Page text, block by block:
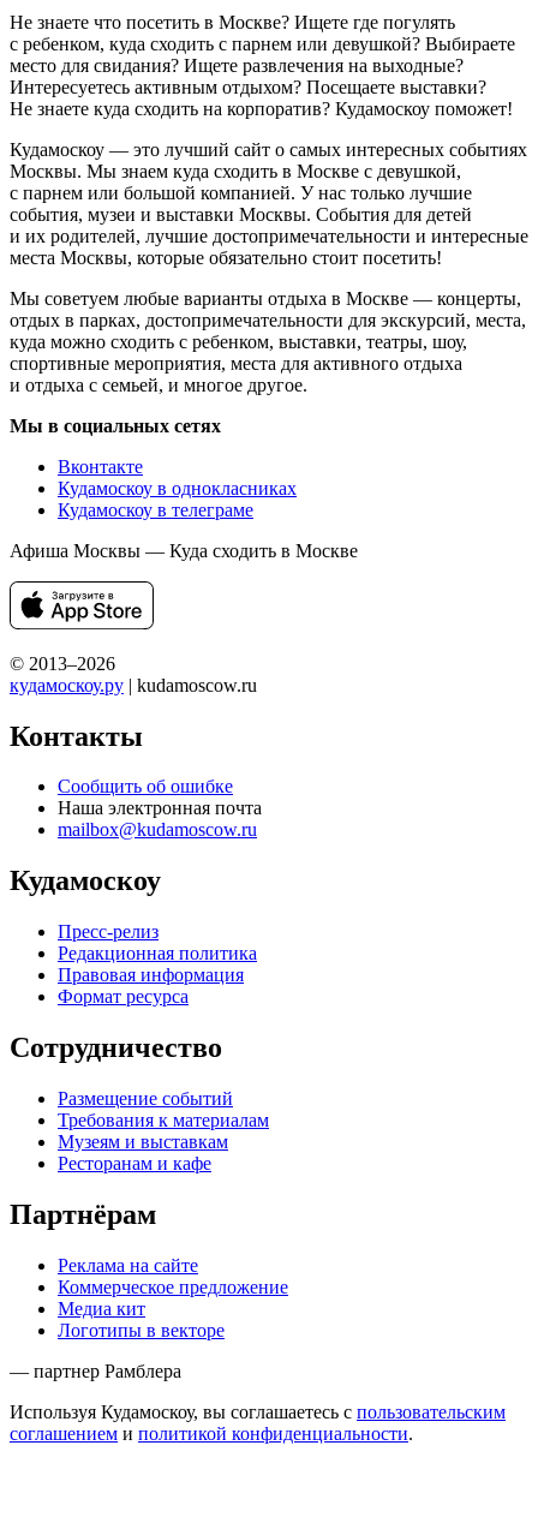
Не знаете что посетить в Москве? Ищете где погулять
с ребенком, куда сходить с парнем или девушкой? Выбираете
место для свидания? Ищете развлечения на выходные?
Интересуетесь активным отдыхом? Посещаете выставки?
Не знаете куда сходить на корпоратив? Кудамоскоу поможет!
Кудамоскоу — это лучший сайт о самых интересных событиях
Москвы. Мы знаем куда сходить в Москве с девушкой,
с парнем или большой компанией. У нас только лучшие
события, музеи и выставки Москвы. События для детей
и их родителей, лучшие достопримечательности и интересные
места Москвы, которые обязательно стоит посетить!
Мы советуем любые варианты отдыха в Москве — концерты,
отдых в парках, достопримечательности для экскурсий, места,
куда можно сходить с ребенком, выставки, театры, шоу,
спортивные мероприятия, места для активного отдыха
и отдыха с семьей, и многое другое.
Мы в социальных сетях
Вконтакте
Кудамоскоу в однокласниках
Кудамоскоу в телеграме
Афиша Москвы — Куда сходить в Москве
© 2013–2026
кудамоскоу.ру | kudamoscow.ru
Контакты
Сообщить об ошибке
Наша электронная почта
mailbox@kudamoscow.ru
Кудамоскоу
Пресс-релиз
Редакционная политика
Правовая информация
Формат ресурса
Сотрудничество
Размещение событий
Требования к материалам
Музеям и выставкам
Ресторанам и кафе
Партнёрам
Реклама на сайте
Коммерческое предложение
Медиа кит
Логотипы в векторе
— партнер Рамблера
Используя Кудамоскоу, вы соглашаетесь с пользовательским
соглашением и политикой конфиденциальности.